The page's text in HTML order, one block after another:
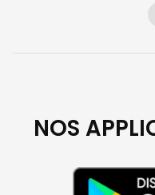
NOS